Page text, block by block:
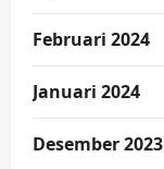
Februari 2024
Januari 2024
Desember 2023